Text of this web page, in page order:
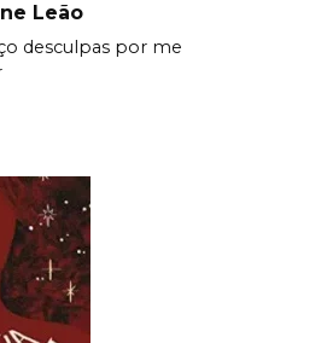
Leão
desculpas por me